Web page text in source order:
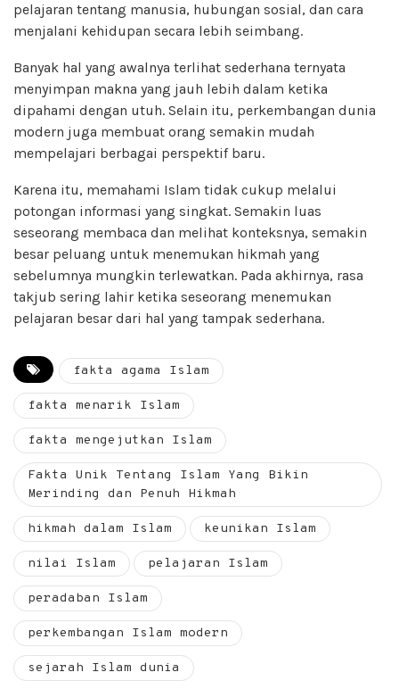
pelajaran tentang manusia, hubungan sosial, dan cara
menjalani kehidupan secara lebih seimbang.
Banyak hal yang awalnya terlihat sederhana ternyata
menyimpan makna yang jauh lebih dalam ketika
dipahami dengan utuh. Selain itu, perkembangan dunia
modern juga membuat orang semakin mudah
mempelajari berbagai perspektif baru.
Karena itu, memahami Islam tidak cukup melalui
potongan informasi yang singkat. Semakin luas
seseorang membaca dan melihat konteksnya, semakin
besar peluang untuk menemukan hikmah yang
sebelumnya mungkin terlewatkan. Pada akhirnya, rasa
takjub sering lahir ketika seseorang menemukan
pelajaran besar dari hal yang tampak sederhana.
fakta agama Islam
fakta menarik Islam
fakta mengejutkan Islam
Fakta Unik Tentang Islam Yang Bikin
Merinding dan Penuh Hikmah
hikmah dalam Islam keunikan Islam
nilai Islam pelajaran Islam
peradaban Islam
perkembangan Islam modern
sejarah Islam dunia